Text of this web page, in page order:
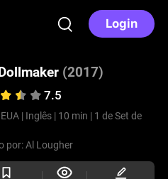
Login
(2017)
7.5
EUA | Inglês | 10 min | 1 de Set de
por:Al Lougher